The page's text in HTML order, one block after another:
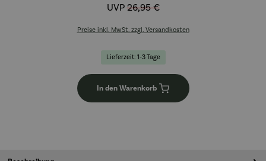
UVP26,95 €
Preise inkl. MwSt. zzgl. Versandkosten
Lieferzeit: 1-3 Tage
In den Warenkorb